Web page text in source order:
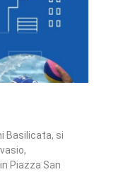
Basilicata, si
Piazza San